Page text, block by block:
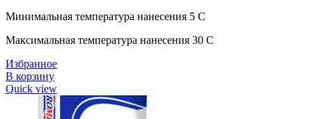
Минимальная температура нанесения 5 C
Максимальная температура нанесения 30 C
Избранное
В корзину
Quick view